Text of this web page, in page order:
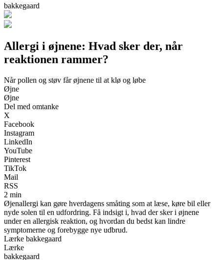
bakkegaard
Allergi i øjnene: Hvad sker der, når
reaktionen rammer?
Når pollen og støv får øjnene til at klø og løbe
Øjne
Øjne
Del med omtanke
X
Facebook
Instagram
LinkedIn
YouTube
Pinterest
TikTok
Mail
RSS
2 min
Øjenallergi kan gøre hverdagens småting som at læse, køre bil eller
nyde solen til en udfordring. Få indsigt i, hvad der sker i øjnene
under en allergisk reaktion, og hvordan du bedst kan lindre
symptomerne og forebygge nye udbrud.
Lærke bakkegaard
Lærke
bakkegaard